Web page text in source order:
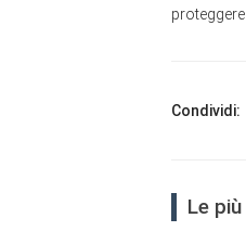
Condividi:
Le